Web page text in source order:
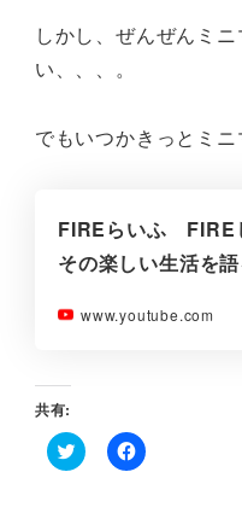
しかし、ぜんぜんミ
い、、、。
でもいつかきっとミ
FIREらいふ FIRE
その楽しい生活を
www.youtube.com
共有:
ク F